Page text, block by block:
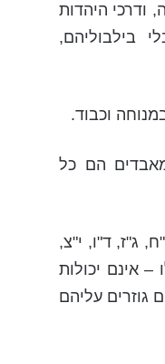
ודרכי היהדות
בילבוליהם,
וכבוד.
הם כל
ג"ז, ד"ו, י"צ,
אינם יכולות
גוזרים עליהם